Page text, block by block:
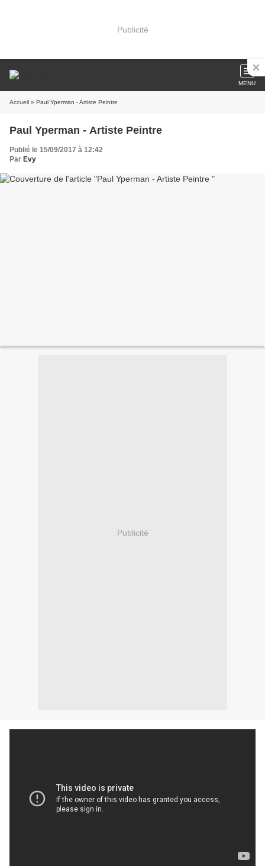
Publicité
MENU
Accueil » Paul Yperman - Artiste Peintre
Paul Yperman - Artiste Peintre
Publié le 15/09/2017 à 12:42
Par Evy
Publicité